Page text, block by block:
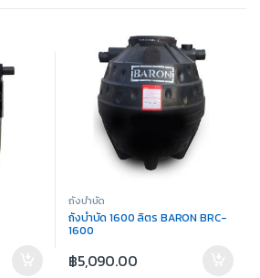
ถังบำบัด
ถังบำบัด 1600 ลิตร BARON BRC-
1600
฿5,090.00